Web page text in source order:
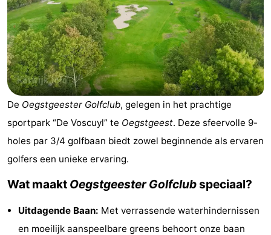
Appartementen
Campings
Hotels
Vakantiehuizen
-
De
Noordduinen
-
Duinrell
Last
minutes
Strand
De Oegstgeester Golfclub, gelegen in het prachtige
sportpark “De Voscuyl” te Oegstgeest. Deze sfeervolle 9-
holes par 3/4 golfbaan biedt zowel beginnende als ervaren
golfers een unieke ervaring.
Wat maakt Oegstgeester Golfclubspeciaal?
Uitdagende Baan: Met verrassende waterhindernissen
en moeilijk aanspeelbare greens behoort onze baan